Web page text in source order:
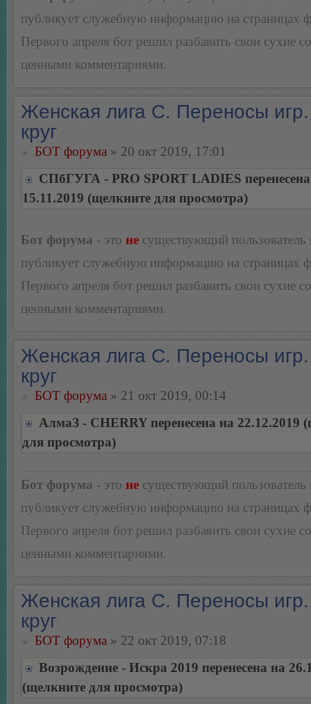
публикует служебную информацию на страницах
Первого апреля бот решил разбавить свои сухие
ценными комментариями.
Женская лига С. Переносы
круг
БОТ форума » 20 окт 2019, 17:01
СПбГУГА - PRO SPORT LADIES
15.11.2019 (щелкните для просмотра)
Бот форума - это не существующий пользователь
публикует служебную информацию на страницах
Первого апреля бот решил разбавить свои сухие
ценными комментариями.
Женская лига С. Переносы
круг
БОТ форума » 21 окт 2019, 00:14
АлмаЗ - CHERRY перенесена на 22.12.2019
для просмотра)
Бот форума - это не существующий пользователь
публикует служебную информацию на страницах
Первого апреля бот решил разбавить свои сухие
ценными комментариями.
Женская лига С. Переносы
круг
БОТ форума » 22 окт 2019, 07:18
Возрождение - Искра 2019 перенесена на
(щелкните для просмотра)